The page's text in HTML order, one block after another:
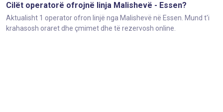
Cilët operatorë ofrojnë linja Malishevë - Essen?
Aktualisht 1 operator ofron linjë nga Malishevë në Essen. Mund t'i
krahasosh oraret dhe çmimet dhe të rezervosh online.